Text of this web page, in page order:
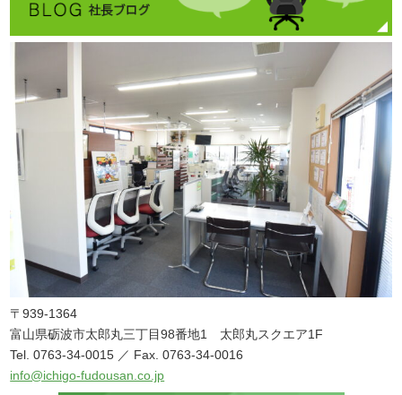
〒939-1364
富山県砺波市太郎丸三丁目98番地1 太郎丸スクエア1F
Tel. 0763-34-0015 ／ Fax. 0763-34-0016
info@ichigo-fudousan.co.jp